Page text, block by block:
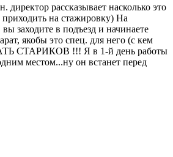
рассказывает насколько это
приходить на стажировку) На
заходите в подъезд и начинаете
якобы это спец. для него (с кем
СТАРИКОВ !!! Я в 1-й день работы
местом...ну он встанет перед